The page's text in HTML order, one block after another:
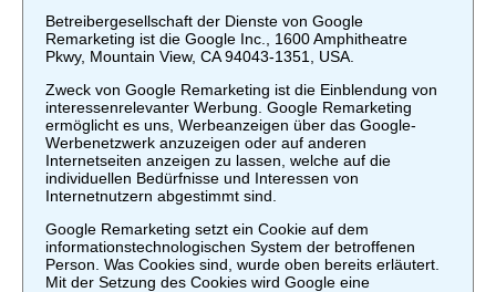
Betreibergesellschaft der Dienste von Google
Remarketing ist die Google Inc., 1600 Amphitheatre
Pkwy, Mountain View, CA 94043-1351, USA.
Zweck von Google Remarketing ist die Einblendung von
interessenrelevanter Werbung. Google Remarketing
ermöglicht es uns, Werbeanzeigen über das Google-
Werbenetzwerk anzuzeigen oder auf anderen
Internetseiten anzeigen zu lassen, welche auf die
individuellen Bedürfnisse und Interessen von
Internetnutzern abgestimmt sind.
Google Remarketing setzt ein Cookie auf dem
informationstechnologischen System der betroffenen
Person. Was Cookies sind, wurde oben bereits erläutert.
Mit der Setzung des Cookies wird Google eine